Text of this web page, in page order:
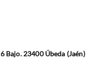
Bajo. 23400 Úbeda (Jaén)